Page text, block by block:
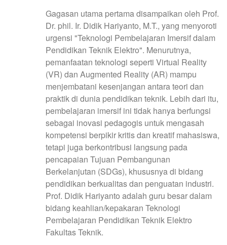
Gagasan utama pertama disampaikan oleh Prof.
Dr. phil. Ir. Didik Hariyanto, M.T., yang menyoroti
urgensi "Teknologi Pembelajaran Imersif dalam
Pendidikan Teknik Elektro". Menurutnya,
pemanfaatan teknologi seperti Virtual Reality
(VR) dan Augmented Reality (AR) mampu
menjembatani kesenjangan antara teori dan
praktik di dunia pendidikan teknik. Lebih dari itu,
pembelajaran imersif ini tidak hanya berfungsi
sebagai inovasi pedagogis untuk mengasah
kompetensi berpikir kritis dan kreatif mahasiswa,
tetapi juga berkontribusi langsung pada
pencapaian Tujuan Pembangunan
Berkelanjutan (SDGs), khususnya di bidang
pendidikan berkualitas dan penguatan industri.
Prof. Didik Hariyanto adalah guru besar dalam
bidang keahlian/kepakaran Teknologi
Pembelajaran Pendidikan Teknik Elektro
Fakultas Teknik.